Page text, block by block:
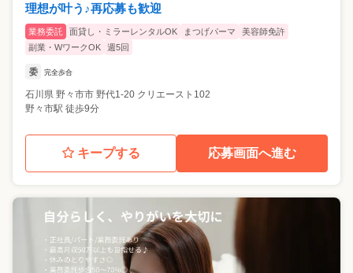
理想が叶う♪再応募も歓迎
業務委託 面貸し・ミラーレンタルOK まつげパーマ
美容師免許
副業・WワークOK
週5回
委 完全歩合
石川県 野々市市 野代1-20 クリエースト102
野々市駅 徒歩9分
キープする 応募画面へ進む